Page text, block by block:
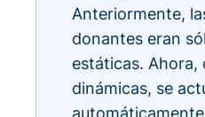
Anteriormente,
donantes eran
estáticas. Ahora,
dinámicas, se